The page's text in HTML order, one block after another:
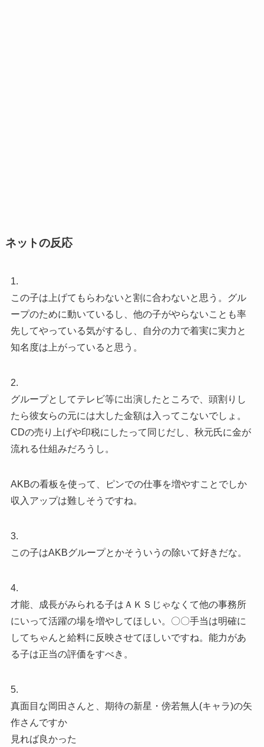
ネットの反応
1.
この子は上げてもらわないと割に合わないと思う。グル
ープのために動いているし、他の子がやらないことも率
先してやっている気がするし、自分の力で着実に実力と
知名度は上がっていると思う。
2.
グループとしてテレビ等に出演したところで、頭割りし
たら彼女らの元には大した金額は入ってこないでしょ。
CDの売り上げや印税にしたって同じだし、秋元氏に金が
流れる仕組みだろうし。
AKBの看板を使って、ピンでの仕事を増やすことでしか
収入アップは難しそうですね。
3.
この子はAKBグループとかそういうの除いて好きだな。
4.
才能、成長がみられる子はＡＫＳじゃなくて他の事務所
にいって活躍の場を増やしてほしい。〇〇手当は明確に
してちゃんと給料に反映させてほしいですね。能力があ
る子は正当の評価をすべき。
5.
真面目な岡田さんと、期待の新星・傍若無人(キャラ)の矢
作さんですか
見れば良かった